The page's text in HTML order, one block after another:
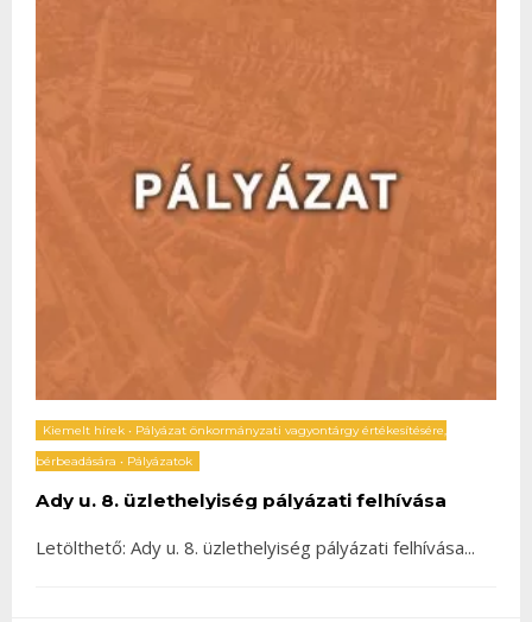
Kiemelt hírek • Pályázat önkormányzati vagyontárgy értékesítésére,
bérbeadására • Pályázatok
Ady u. 8. üzlethelyiség pályázati felhívása
Letölthető: Ady u. 8. üzlethelyiség pályázati felhívása...